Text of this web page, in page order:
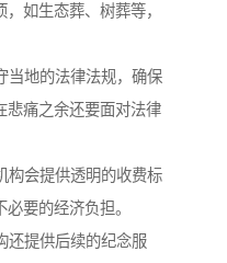
如生态葬、树葬等，
当地的法律法规，确保
悲痛之余还要面对法律
构会提供透明的收费标
要的经济负担。
还提供后续的纪念服